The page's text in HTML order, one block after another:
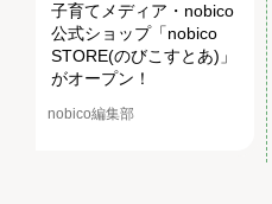
子育てメディア・nobico
公式ショップ「nobico
STORE(のびこすとあ)」
がオープン！
nobico編集部